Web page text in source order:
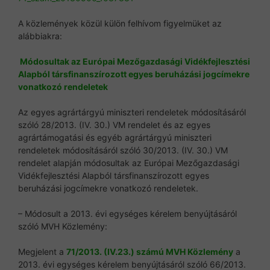
A közlemények közül külön felhívom figyelmüket az
alábbiakra:
Módosultak az Európai Mezőgazdasági Vidékfejlesztési
Alapból társfinanszírozott egyes beruházási jogcímekre
vonatkozó rendeletek
Az egyes agrártárgyú miniszteri rendeletek módosításáról
szóló 28/2013. (IV. 30.) VM rendelet és az egyes
agrártámogatási és egyéb agrártárgyú miniszteri
rendeletek módosításáról szóló 30/2013. (IV. 30.) VM
rendelet alapján módosultak az Európai Mezőgazdasági
Vidékfejlesztési Alapból társfinanszírozott egyes
beruházási jogcímekre vonatkozó rendeletek.
– Módosult a 2013. évi egységes kérelem benyújtásáról
szóló MVH Közlemény:
Megjelent a 71/2013. (IV.23.) számú MVH Közlemény a
2013. évi egységes kérelem benyújtásáról szóló 66/2013.